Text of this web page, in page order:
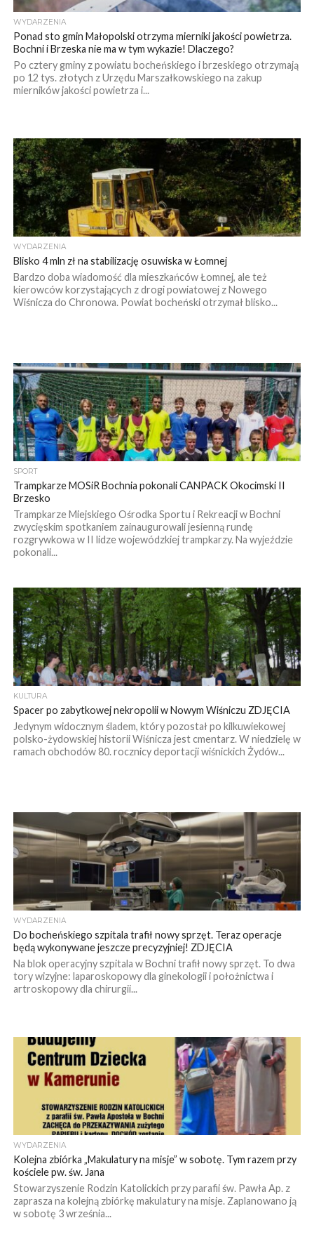
WYDARZENIA
Ponad sto gmin Małopolski otrzyma mierniki jakości powietrza.
Bochni i Brzeska nie ma w tym wykazie! Dlaczego?
Po cztery gminy z powiatu bocheńskiego i brzeskiego otrzymają
po 12 tys. złotych z Urzędu Marszałkowskiego na zakup
mierników jakości powietrza i...
WYDARZENIA
Blisko 4 mln zł na stabilizację osuwiska w Łomnej
Bardzo doba wiadomość dla mieszkańców Łomnej, ale też
kierowców korzystających z drogi powiatowej z Nowego
Wiśnicza do Chronowa. Powiat bocheński otrzymał blisko...
SPORT
Trampkarze MOSiR Bochnia pokonali CANPACK Okocimski II
Brzesko
Trampkarze Miejskiego Ośrodka Sportu i Rekreacji w Bochni
zwycięskim spotkaniem zainaugurowali jesienną rundę
rozgrywkowa w II lidze wojewódzkiej trampkarzy. Na wyjeździe
pokonali...
KULTURA
Spacer po zabytkowej nekropolii w Nowym Wiśniczu ZDJĘCIA
Jedynym widocznym śladem, który pozostał po kilkuwiekowej
polsko-żydowskiej historii Wiśnicza jest cmentarz. W niedzielę w
ramach obchodów 80. rocznicy deportacji wiśnickich Żydów...
WYDARZENIA
Do bocheńskiego szpitala trafił nowy sprzęt. Teraz operacje
będą wykonywane jeszcze precyzyjniej! ZDJĘCIA
Na blok operacyjny szpitala w Bochni trafił nowy sprzęt. To dwa
tory wizyjne: laparoskopowy dla ginekologii i położnictwa i
artroskopowy dla chirurgii...
WYDARZENIA
Kolejna zbiórka „Makulatury na misje” w sobotę. Tym razem przy
kościele pw. św. Jana
Stowarzyszenie Rodzin Katolickich przy parafii św. Pawła Ap. z
zaprasza na kolejną zbiórkę makulatury na misje. Zaplanowano ją
w sobotę 3 września...